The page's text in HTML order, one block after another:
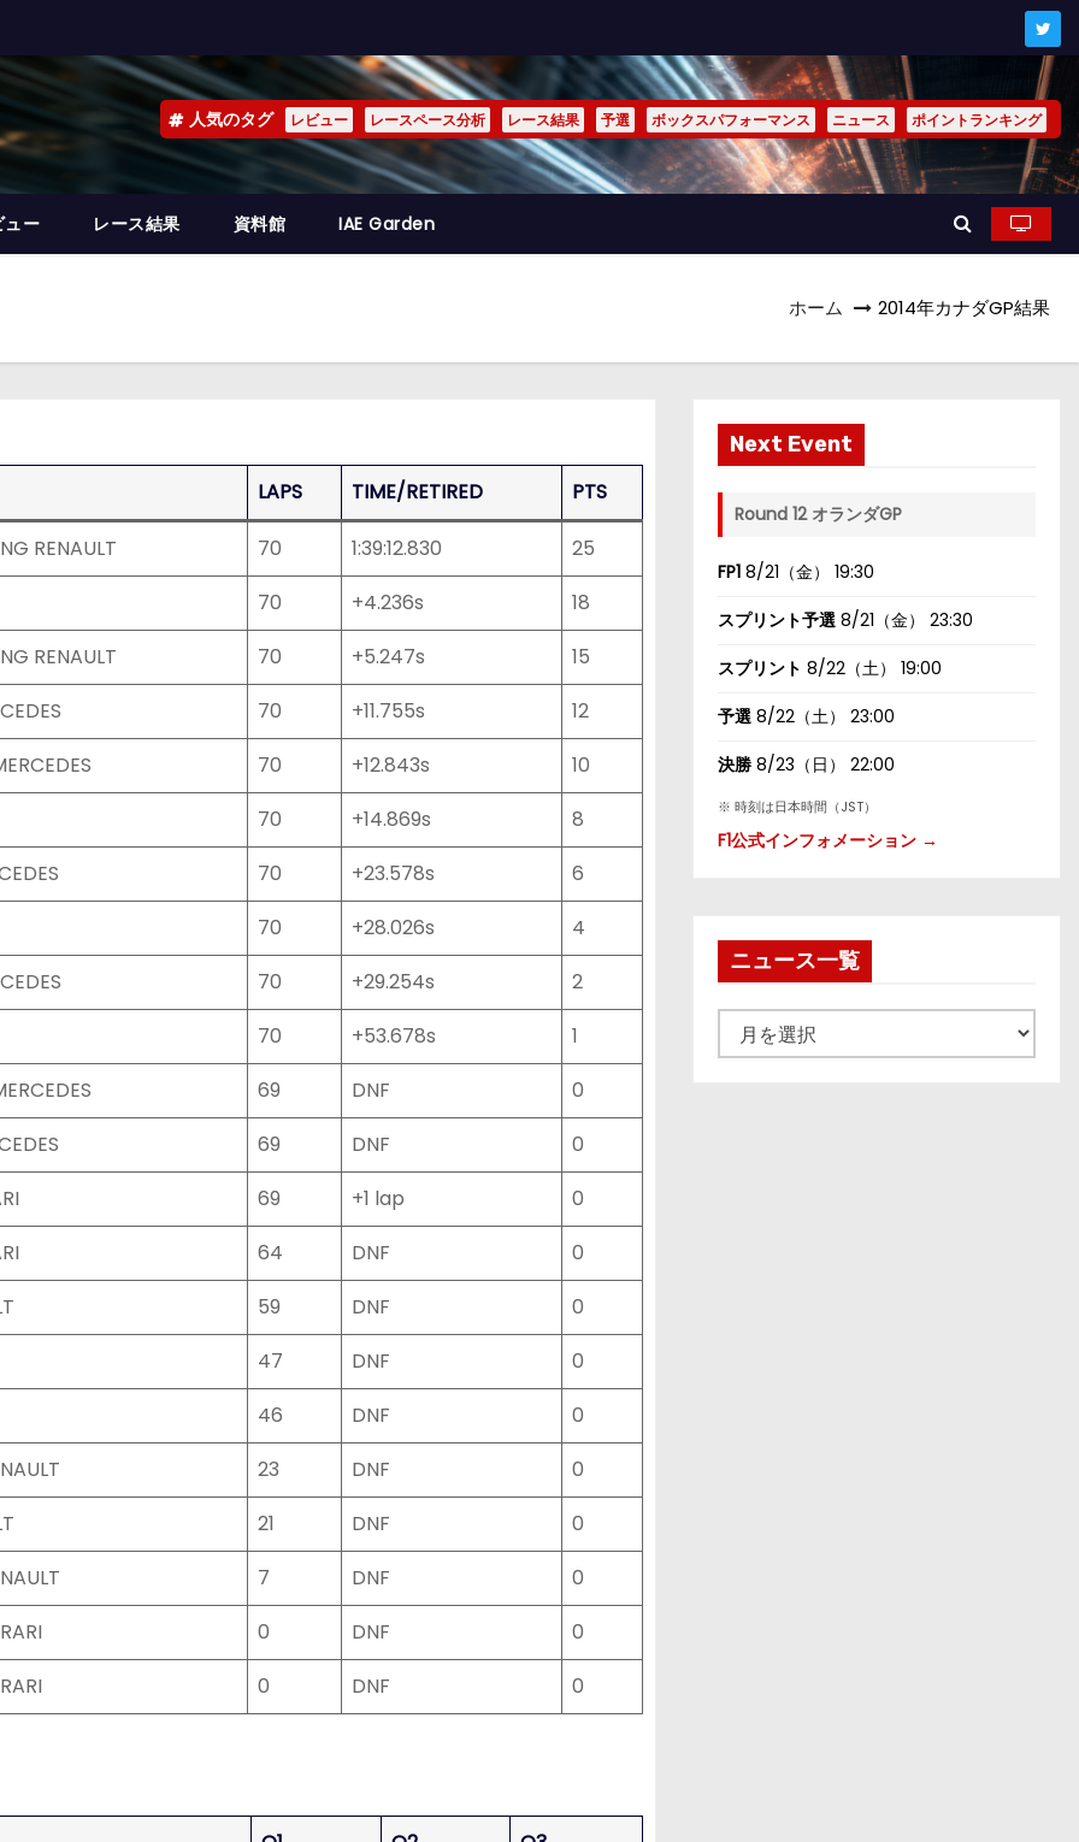
人気のタグ レビュー レースペース分析 レース結果 予選 ボックスパフォーマンス ニュース ポイントランキング
ュー レース結果 資料館 IAE Garden
ホーム 2014年カナダGP結果
LAPS TIME/RETIRED PTS
RENAULT 70 1:39:12.830
25
70 +4.236s
18
RENAULT 70 +5.247s
15
70 +11.755s
12
70 +12.843s
10
70 +14.869s
8
70 +23.578s
6
70 +28.026s
4
70 +29.254s
2
70 +53.678s
1
69 DNF
0
69 DNF
0
69 +1 lap
0
64 DNF
0
59 DNF
0
47 DNF
0
46 DNF
0
23 DNF
0
21 DNF
0
7 DNF
0
0 DNF
0
0 DNF 0
Next Event
Round 12 オランダGP
FP1 8/21（金） 19:30
スプリント予選 8/21（金） 23:30
スプリント 8/22（土） 19:00
予選 8/22（土） 23:00
決勝 8/23（日） 22:00
※ 時刻は日本時間（JST）
F1公式インフォメーション →
ニュース一覧
ュ